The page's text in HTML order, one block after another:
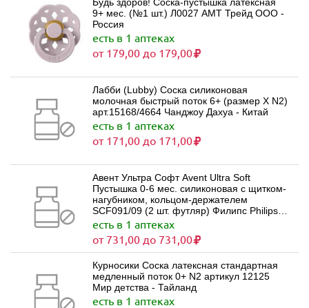
9+ мес. (№1 шт.) Л0027 АМТ Трейд ООО -
Россия
есть в 1 аптеках
от 179,00 до 179,00
Лабби (Lubby) Соска силиконовая
молочная быстрый поток 6+ (размер X N2)
арт.15168/4664 Чанджоу Дахуа - Китай
есть в 1 аптеках
от 171,00 до 171,00
Авент Ультра Софт Avent Ultra Soft
Пустышка 0-6 мес. силиконовая с щитком-
нагубником, кольцом-держателем
SCF091/09 (2 шт. футляр) Филипс Philips
Consumer Lifestyle B.V. - Нидерланды
есть в 1 аптеках
от 731,00 до 731,00
Курносики Соска латексная стандартная
медленный поток 0+ N2 артикул 12125
Мир детства - Тайланд
есть в 1 аптеках